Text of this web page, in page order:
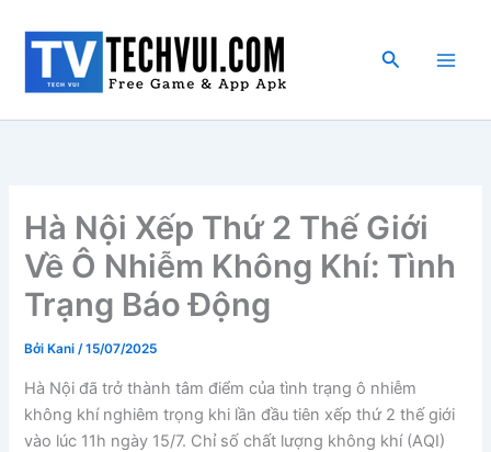
dung
Tìm
Hà Nội Xếp Thứ 2 Thế Giới
Về Ô Nhiễm Không Khí: Tình
Trạng Báo Động
Bởi Kani/15/07/2025
Hà Nội đã trở thành tâm điểm của tình trạng ô nhiễm
không khí nghiêm trọng khi lần đầu tiên xếp thứ 2 thế giới
vào lúc 11h ngày 15/7. Chỉ số chất lượng không khí (AQI)